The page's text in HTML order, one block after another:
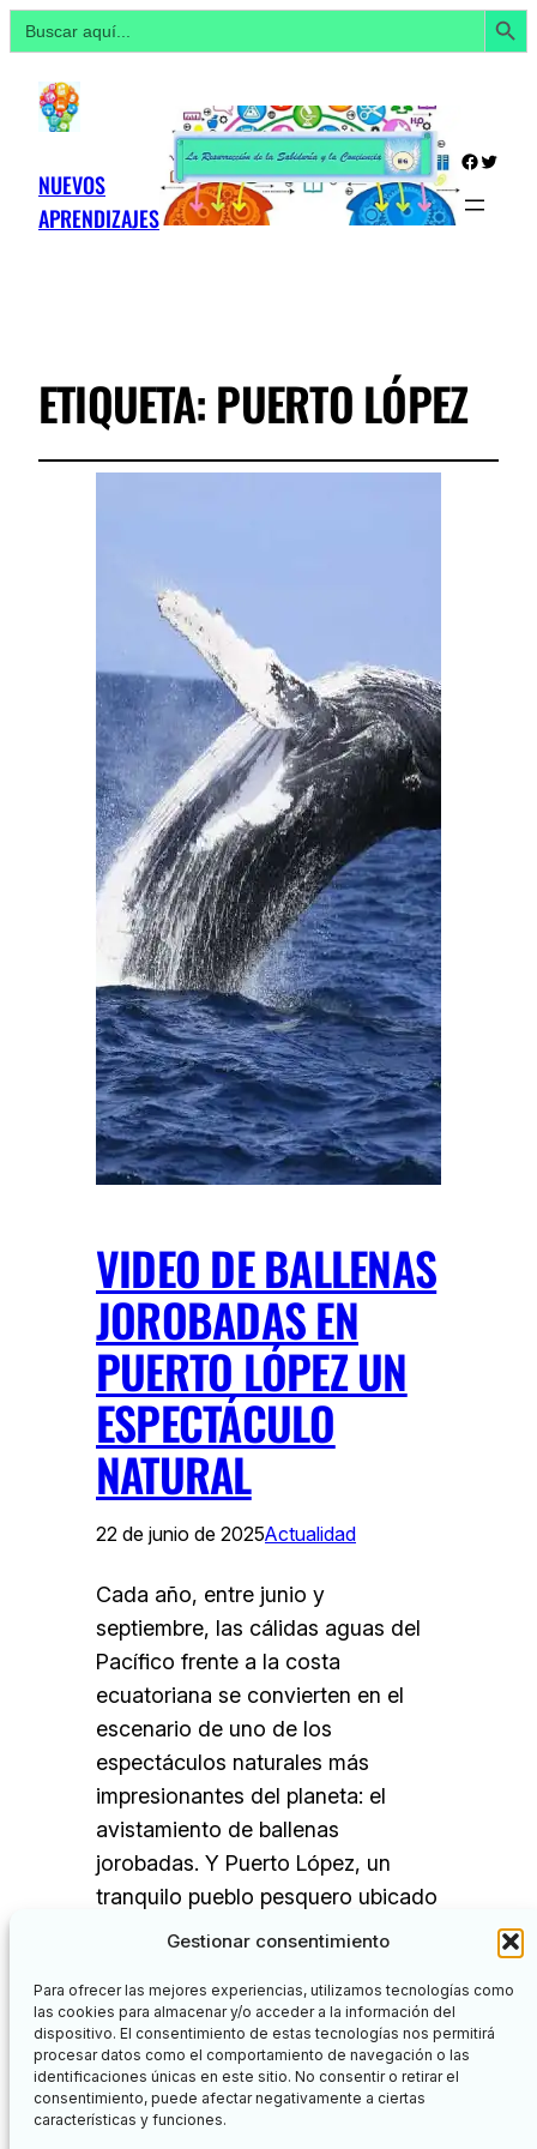
Gestionar consentimiento
Para ofrecer las mejores experiencias, utilizamos tecnologías como
las cookies para almacenar y/o acceder a la información del
dispositivo. El consentimiento de estas tecnologías nos permitirá
procesar datos como el comportamiento de navegación o las
identificaciones únicas en este sitio. No consentir o retirar el
consentimiento, puede afectar negativamente a ciertas
características y funciones.
Buscar: Botón de
NUEVOS
APRENDIZAJES
Twitter
ETIQUETA:PUERTO LÓPEZ
VIDEO DE BALLENAS
JOROBADAS EN
PUERTO LÓPEZ UN
ESPECTÁCULO
NATURAL
22 de junio de 2025Actualidad
Cada año, entre junio y
septiembre, las cálidas aguas del
Pacífico frente a la costa
ecuatoriana se convierten en el
escenario de uno de los
espectáculos naturales más
impresionantes del planeta: el
avistamiento de ballenas
jorobadas. Y Puerto López, un
tranquilo pueblo pesquero ubicado
en la provincia de Manabí, es el
Facebook
Twitter